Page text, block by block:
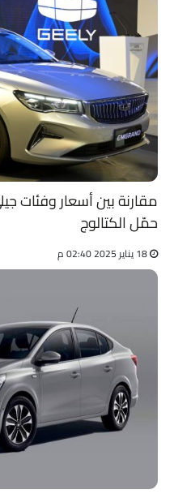
مقارنة بين أسعار وفئات
حمّل الكتالوج